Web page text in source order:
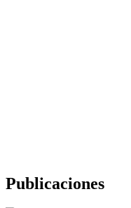
Publicaciones